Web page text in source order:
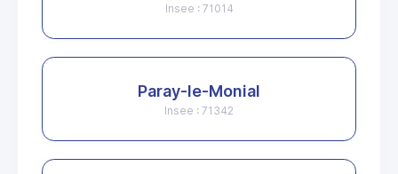
Insee : 71014
Paray-le-Monial
Insee : 71342